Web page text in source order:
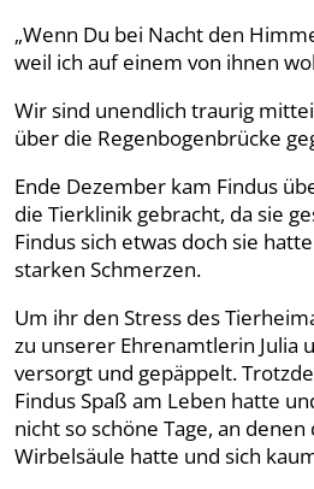
„Wenn Du bei Nacht den
weil ich auf einem von ihnen
Wir sind unendlich traurig
über die Regenbogenbrücke
Ende Dezember kam Findus
die Tierklinik gebracht, da sie
Findus sich etwas doch sie
starken Schmerzen.
Um ihr den Stress des
zu unserer Ehrenamtlerin Julia
versorgt und gepäppelt.
Findus Spaß am Leben hatte
nicht so schöne Tage, an
Wirbelsäule hatte und sich